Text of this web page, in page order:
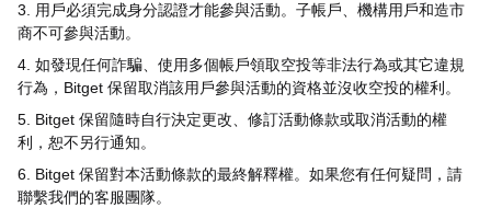
3.
用戶必須完成身分認證才能參與活動。子帳戶、機構用戶和造市
商不可參與活動。
4. 如發現任何詐騙、使用多個帳戶領取空投等非法行為或其它違規
行為， Bitget 保留取消該用戶參與活動的資格並沒收空投的權利。
5. Bitget 保留隨時自行決定更改、修訂活動條款或取消活動的權
利，恕不另行通知。
6. Bitget 保留對本活動條款的最終解釋權。如果您有任何疑問，請
聯繫我們的客服團隊。